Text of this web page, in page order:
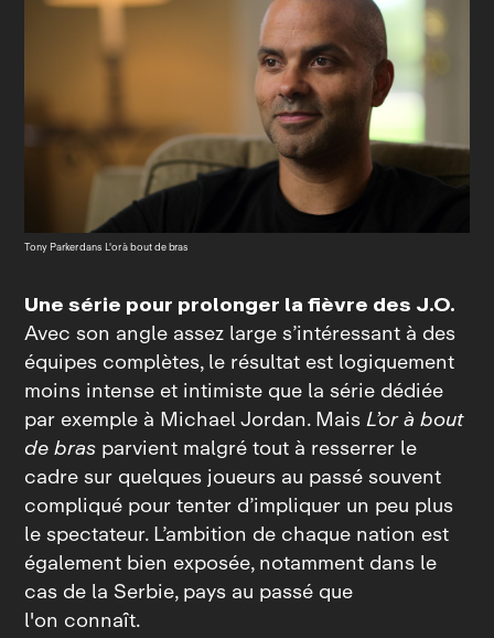
Tony Parker dans L'or à bout de bras
Une série pour prolonger la fièvre des J.O.
Avec son angle assez large s’intéressant à des
équipes complètes, le résultat est logiquement
moins intense et intimiste que la série dédiée
par exemple à Michael Jordan. MaisL’or à bout
de bras parvient malgré tout à resserrer le
cadre sur quelques joueurs au passé souvent
compliqué pour tenter d’impliquer un peu plus
le spectateur. L’ambition de chaque nation est
également bien exposée, notamment dans le
cas de la Serbie, pays au passé que
l'on connaît.